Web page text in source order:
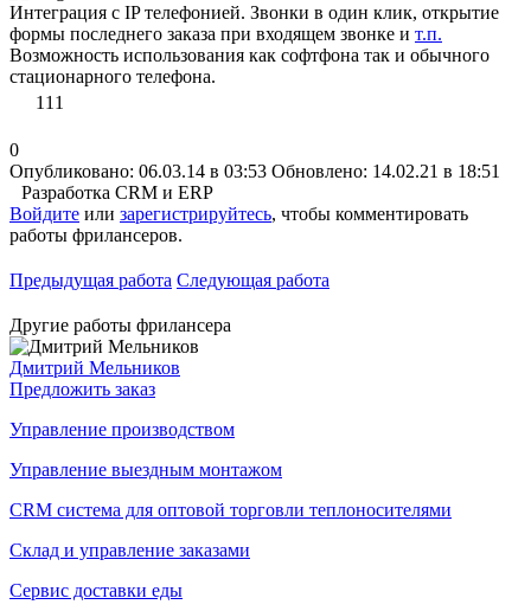
Интеграция с IP телефонией. Звонки в один клик, открытие
формы последнего заказа при входящем звонке и т.п.
Возможность использования как софтфона так и обычного
стационарного телефона.
111
0
Опубликовано: 06.03.14 в 03:53 Обновлено: 14.02.21 в 18:51
Разработка CRM и ERP
Войдите или зарегистрируйтесь, чтобы комментировать
работы фрилансеров.
Предыдущая работа Следующая работа
Другие работы фрилансера
Дмитрий Мельников
Предложить заказ
Управление производством
Управление выездным монтажом
CRM система для оптовой торговли теплоносителями
Склад и управление заказами
Сервис доставки еды